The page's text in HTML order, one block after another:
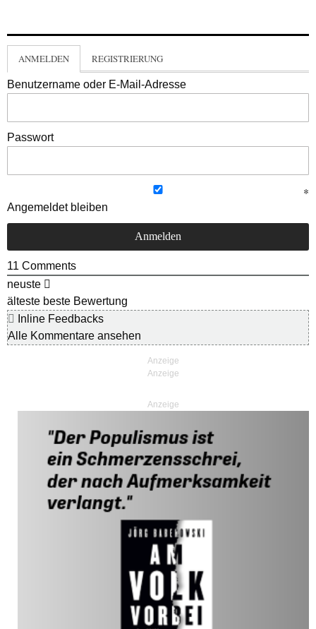
ANMELDEN REGISTRIERUNG
Benutzername oder E-Mail-Adresse
Passwort
Angemeldet bleiben
11 Comments
neuste
älteste beste Bewertung
Inline Feedbacks
Alle Kommentare ansehen
Anzeige